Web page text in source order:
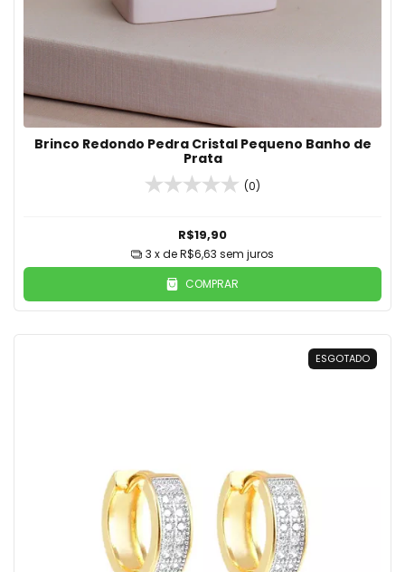
Brinco Redondo Pedra Cristal Pequeno Banho de
Prata
(0)
R$19,90
3 x deR$6,63 sem juros
COMPRAR
ESGOTADO